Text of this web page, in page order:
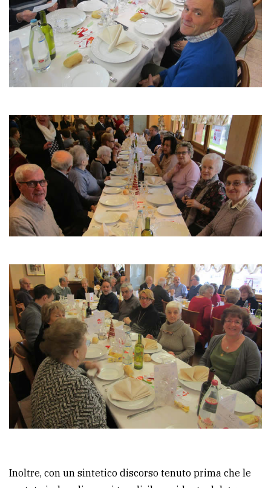
Inoltre, con un sintetico discorso tenuto prima che le